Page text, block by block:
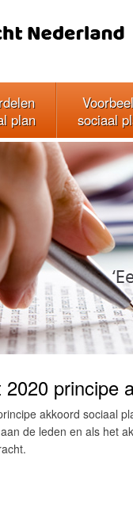
plan
sociaal
principe
akkoord sociaal
de leden en als het